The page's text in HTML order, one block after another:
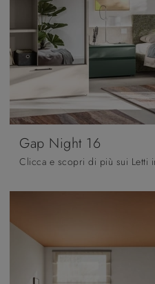
Gap Night 16